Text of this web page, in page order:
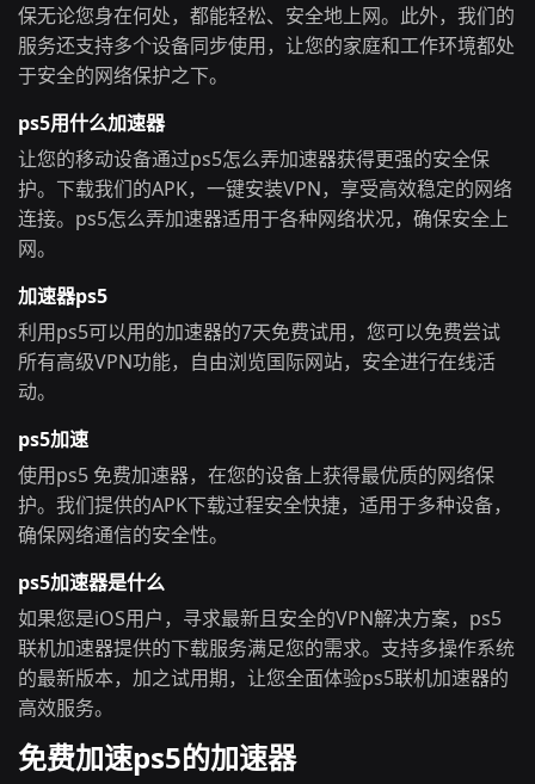
保无论您身在何处，都能轻松、安全地上网。此外，我们的
服务还支持多个设备同步使用，让您的家庭和工作环境都处
于安全的网络保护之下。
ps5用什么加速器
让您的移动设备通过ps5怎么弄加速器获得更强的安全保
护。下载我们的APK，一键安装VPN，享受高效稳定的网络
连接。ps5怎么弄加速器适用于各种网络状况，确保安全上
网。
加速器ps5
利用ps5可以用的加速器的7天免费试用，您可以免费尝试
所有高级VPN功能，自由浏览国际网站，安全进行在线活
动。
ps5加速
使用ps5 免费加速器，在您的设备上获得最优质的网络保
护。我们提供的APK下载过程安全快捷，适用于多种设备，
确保网络通信的安全性。
ps5加速器是什么
如果您是iOS用户，寻求最新且安全的VPN解决方案，ps5
联机加速器提供的下载服务满足您的需求。支持多操作系统
的最新版本，加之试用期，让您全面体验ps5联机加速器的
高效服务。
免费加速ps5的加速器